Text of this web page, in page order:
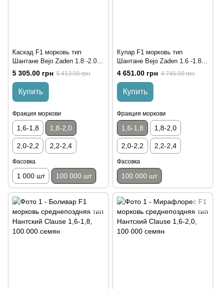
Каскад F1 морковь тип
Шантане Bejo Zaden 1.8 -2.0,
100 тыс. семян
5 305.00 грн 5 413.00 грн
Купить
Фракция моркови
1,6-1,8 1,8-2,0
2,0-2,2 2,2-2,4
Фасовка
1 000 шт 100 000 шт
Купар F1 морковь тип
Шантане Bejo Zaden 1.6 -1.8,
100 тыс. семян
4 651.00 грн 4 745.00 грн
Купить
Фракция моркови
1,6-1,8 1,8-2,0
2,0-2,2 2,2-2,4
Фасовка
100 000 шт